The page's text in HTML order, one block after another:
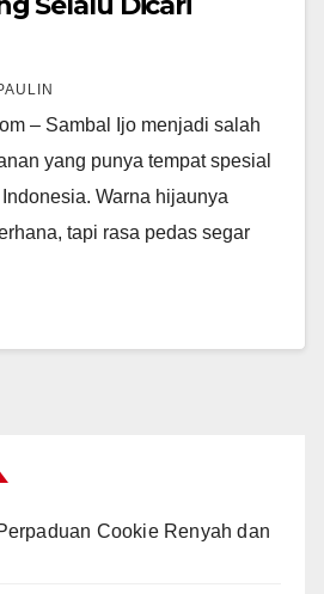
– Sambal Ijo menjadi salah
yang punya tempat spesial
Warna hijaunya
tapi rasa pedas segar
Cookie Renyah dan